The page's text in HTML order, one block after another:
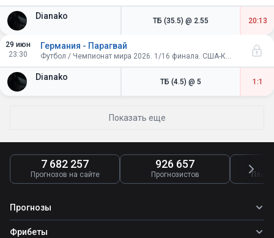
Dianako ТБ (35.5) @ 2.55 20:13
29 июн
23:30
Dianako
Германия - Парагвай
Футбол / Чемпионат мира 2026. 1/16 финала. США-Канада-Мексика
ТБ (4.5) @ 5 1:1
Показать еще
7 682 257
Прогнозов на сайте
926 657
Прогнозистов
Прогнозы
Все прогнозы
Фрибеты